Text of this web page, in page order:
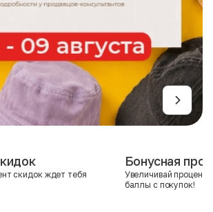
скидок ждет тебя
Бонусная
Увеличивай процент
баллы с покупок!